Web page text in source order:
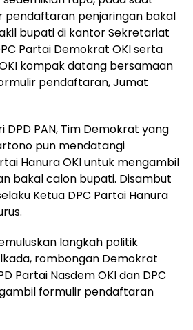
pendaftaran penjaringan bakal
bupati di kantor Sekretariat
Partai Demokrat OKI serta
kompak datang bersamaan
pendaftaran, Jumat
DPD PAN, Tim Demokrat yang
pun mendatangi
Hanura OKI untuk mengambil
bakal calon bupati. Disambut
Ketua DPC Partai Hanura
langkah politik
rombongan Demokrat
Partai Nasdem OKI dan DPC
formulir pendaftaran